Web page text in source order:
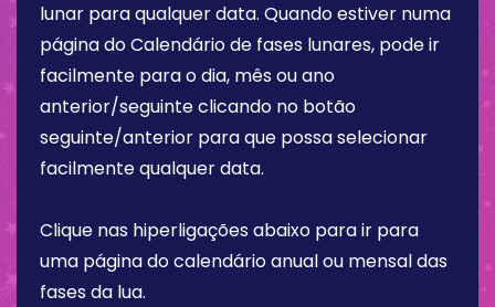
lunar para qualquer data. Quando estiver numa
página do Calendário de fases lunares, pode ir
facilmente para o dia, mês ou ano
anterior/seguinte clicando no botão
seguinte/anterior para que possa selecionar
facilmente qualquer data.
Clique nas hiperligações abaixo para ir para
uma página do calendário anual ou mensal das
fases da lua.